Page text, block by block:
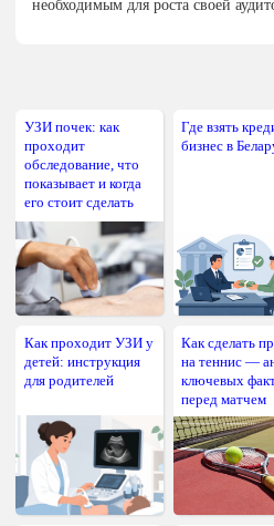
необходимым для роста своей
УЗИ почек: как
проходит
обследование, что
показывает и когда
его стоит сделать
Где взять
бизнес в
Как проходит УЗИ у
детей: инструкция
для родителей
Как сделать
на теннис —
ключевых
перед матчем